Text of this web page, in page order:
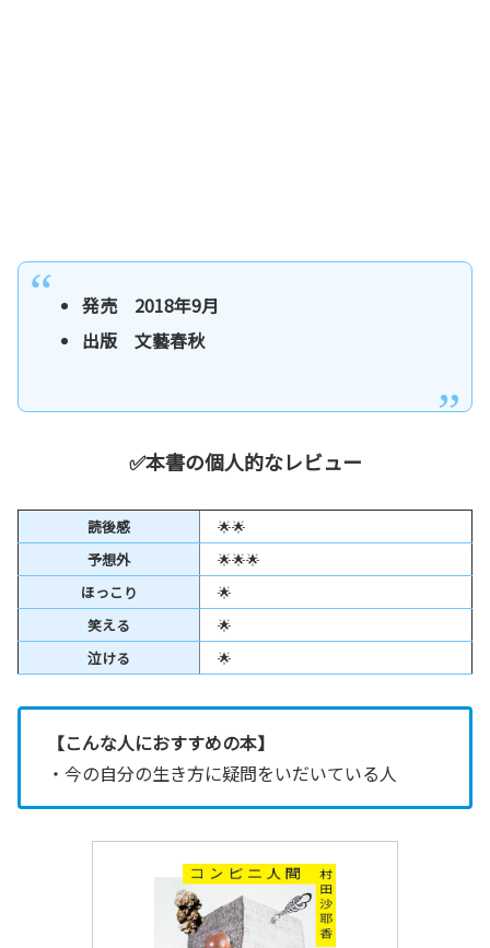
発売 2018年9月
出版 文藝春秋
✅本書の個人的なレビュー
読後感
🌟🌟
予想外
🌟🌟🌟
ほっこり
🌟
笑える
🌟
泣ける
🌟
【こんな人におすすめの本】
・今の自分の生き方に疑問をいだいている人